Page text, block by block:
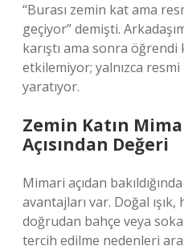
“Burası zemin kat ama
geçiyor” demişti.
karıştı ama sonra
etkilemiyor; yalnızca
yaratıyor.
Zemin Katın
Açısından Değeri
Mimari açıdan
avantajları var. Doğal ışık,
doğrudan bahçe veya
tercih edilme nedenleri